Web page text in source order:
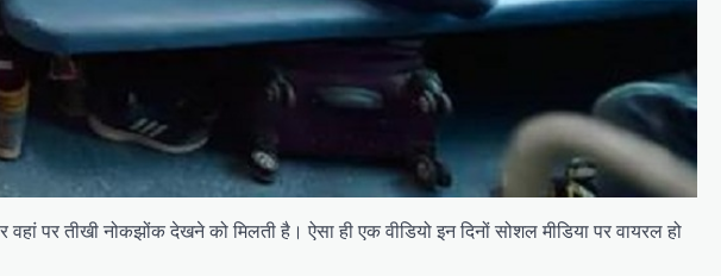
तीखी नोकझोंक देखने को मिलती है। ऐसा ही एक वीडियो इन दिनों सोशल मीडिया पर वायरल हो